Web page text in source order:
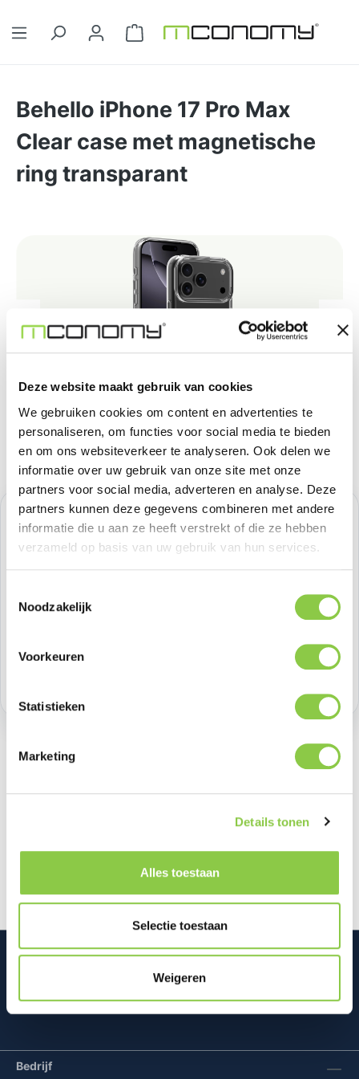
Deze website maakt gebruik van cookies
We gebruiken cookies om content en advertenties te
personaliseren, om functies voor social media te bieden
en om ons websiteverkeer te analyseren. Ook delen we
informatie over uw gebruik van onze site met onze
partners voor social media, adverteren en analyse. Deze
partners kunnen deze gegevens combineren met andere
informatie die u aan ze heeft verstrekt of die ze hebben
verzameld op basis van uw gebruik van hun services.
Noodzakelijk
Voorkeuren
Statistieken
Marketing
Details tonen
Alles toestaan
Selectie toestaan
Weigeren
Winkelwagentje bevat 0 artikelen.
Behello iPhone 17 Pro Max
Clear case met magnetische
ring transparant
Verkoopprijs:
€ 20,65 %
Normale prijs:
€ 20,65 (0.01% bespaard)
Prijzen excl. BTW
Producthoeveelheid: Voer de
Productnummer:
Beschrijving
Bescherm je iPhone 17 Pro Max met de BeHello
Mconomy BV
Bedrijf